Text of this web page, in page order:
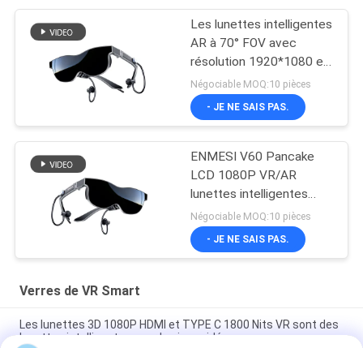
Les lunettes intelligentes
AR à 70° FOV avec
résolution 1920*1080 et
connectivité HDMI USB-
C
Négociable MOQ:10 pièces
- JE NE SAIS PAS.
ENMESI V60 Pancake
LCD 1080P VR/AR
lunettes intelligentes
avec type-c et HDMI
Négociable MOQ:10 pièces
- JE NE SAIS PAS.
Verres de VR Smart
Les lunettes 3D 1080P HDMI et TYPE C 1800 Nits VR sont des
lunettes intelligentes pour les jeux vidéo